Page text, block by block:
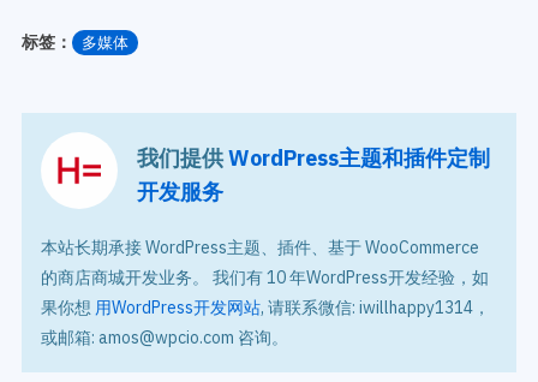
标签： 多媒体
我们提供WordPress主题和插件定制
开发服务
本站长期承接 WordPress主题、插件、基于 WooCommerce
的商店商城开发业务。 我们有 10 年WordPress开发经验，如
果你想 用WordPress开发网站, 请联系微信: iwillhappy1314，
或邮箱: amos@wpcio.com 咨询。